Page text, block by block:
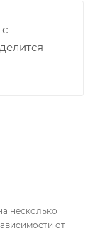
несколько
от